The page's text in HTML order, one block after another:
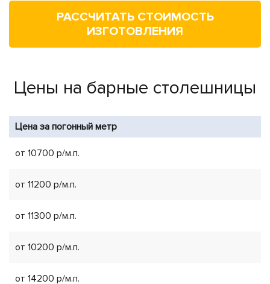
РАСCЧИТАТЬ СТОИМОСТЬ
ИЗГОТОВЛЕНИЯ
Цены на барные столешницы
Цена за погонный метр
от 10700 р/м.п.
от 11200 р/м.п.
от 11300 р/м.п.
от 10200 р/м.п.
от 14200 р/м.п.